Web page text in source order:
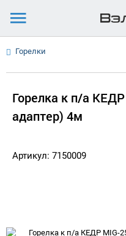
Горелки
Горелка к п/а
адаптер) 4м
Артикул: 7150009